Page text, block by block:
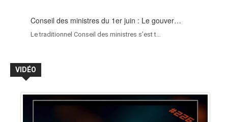
Conseil des ministres du 1er juin : Le gouver…
Le traditionnel Conseil des ministres s’est t…
VIDÉO